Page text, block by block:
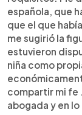
española, que
que el que
me sugirió la
estuvieron
niña como
compartir mi fe
abogada y en